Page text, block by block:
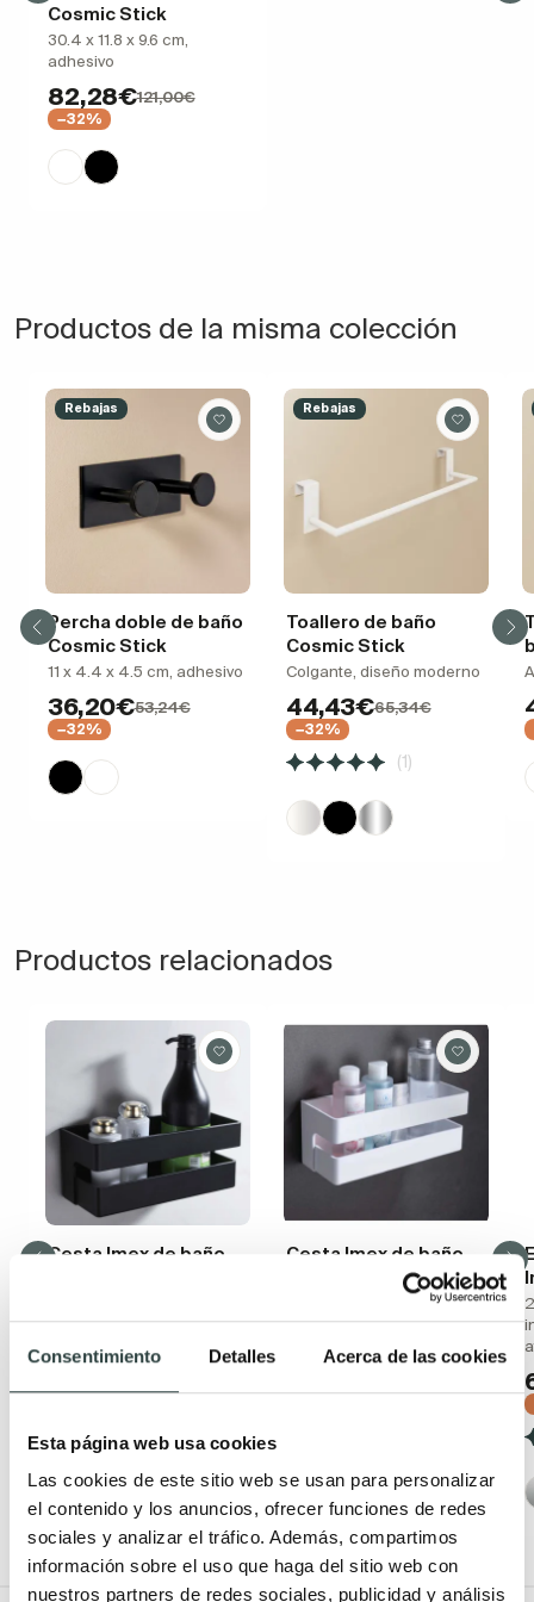
Consentimiento Detalles Acerca de las cookies
Esta página web usa cookies
Las cookies de este sitio web se usan para personalizar
el contenido y los anuncios, ofrecer funciones de redes
sociales y analizar el tráfico. Además, compartimos
información sobre el uso que haga del sitio web con
nuestros partners de redes sociales, publicidad y análisis
Cosmic Stick
30.4 x 11.8 x 9.6 cm,
adhesivo
82,28€121,00€
−32%
Productos de la misma colección
Rebajas
Percha doble de baño
Cosmic Stick
11 x 4.4 x 4.5 cm, adhesivo
36,20€53,24€
−32%
Rebajas
Toallero de baño
Cosmic Stick
Colgante, diseño moderno
44,43€65,34€
−32%
(1)
Productos relacionados
Cesta Imex de baño
de PVC
19,97€33,29€ −40%
(5)
Cesta Imex de baño
Rectangular blanco mate
de 28x11x10.5cm de PVC
con tornillos
19,97€33,29€ −40%
(1)